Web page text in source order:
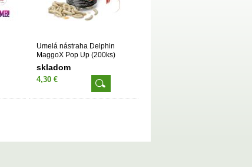
Umelá nástraha Delphin
MaggoX Pop Up (200ks)
skladom
4,30 €